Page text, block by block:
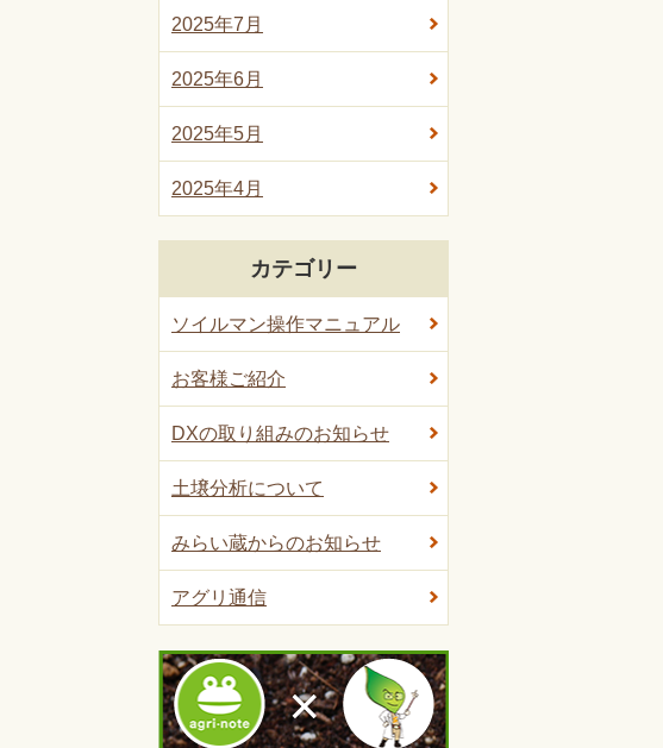
2025年7月
2025年6月
2025年5月
2025年4月
カテゴリー
ソイルマン操作マニュアル
お客様ご紹介
DXの取り組みのお知らせ
土壌分析について
みらい蔵からのお知らせ
アグリ通信